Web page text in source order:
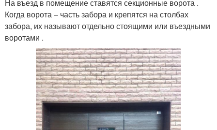
На въезд в помещение ставятся секционные ворота .
Когда ворота – часть забора и крепятся на столбах
забора, их называют отдельно стоящими или въездными
воротами .